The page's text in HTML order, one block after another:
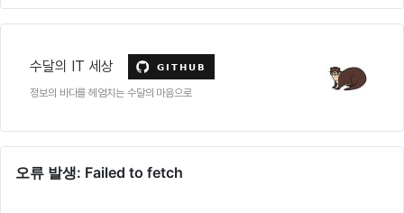
수달의 IT 세상
정보의 바다를 헤엄치는 수달의 마음으로